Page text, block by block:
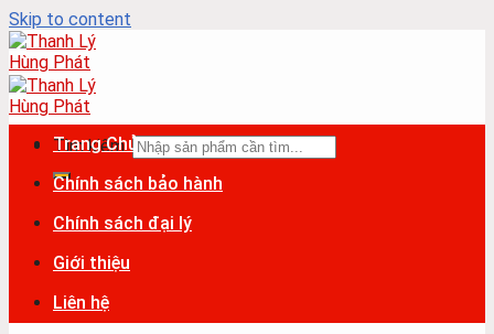
Skip to content
Tìm kiếm:
Trang Chủ
Chính sách bảo hành
Chính sách đại lý
Giới thiệu
Liên hệ